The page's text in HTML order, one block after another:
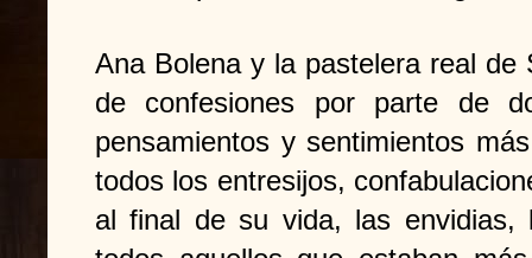
Ana Bolena y la pastelera real de
de confesiones por parte de
pensamientos y sentimientos
todos los entresijos,
al final de su vida, las envidias,